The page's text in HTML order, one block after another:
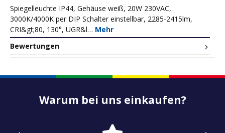
Spiegelleuchte IP44, Gehäuse weiß, 20W 230VAC,
3000K/4000K per DIP Schalter einstellbar, 2285-2415lm,
CRI&gt;80, 130°, UGR&l… Mehr
Bewertungen
Warum bei uns einkaufen?